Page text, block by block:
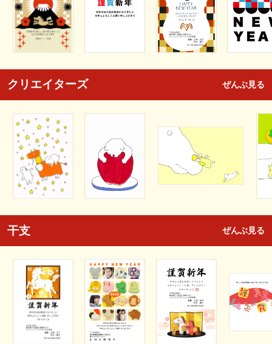
クリエイターズ ぜんぶ見る
干支 ぜんぶ見る